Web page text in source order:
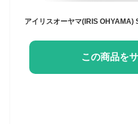
この商品を